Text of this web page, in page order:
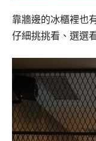
靠牆邊的冰櫃裡也
仔細挑挑看、選選